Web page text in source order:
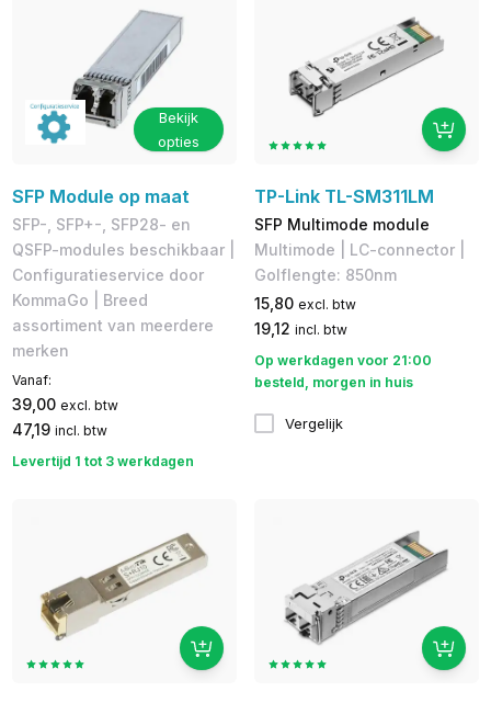
Bekijk
opties
SFP Module op maat
SFP-, SFP+-, SFP28- en
QSFP-modules beschikbaar |
Configuratieservice door
KommaGo | Breed
assortiment van meerdere
merken
Vanaf:
39,00 excl. btw
47,19 incl. btw
Levertijd 1 tot 3 werkdagen
TP-Link TL-SM311LM
SFP Multimode module
Multimode | LC-connector |
Golflengte: 850nm
15,80 excl. btw
19,12 incl. btw
Op werkdagen voor 21:00
besteld, morgen in huis
Vergelijk